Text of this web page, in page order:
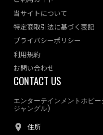
当サイトについて
特定商取引法に基づく表記
プライバシーポリシー
利用規約
お問い合わせ
CONTACT US
エンターテインメントホビ
ジャングル)
住所